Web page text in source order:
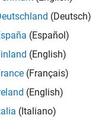
Wavelet-
dezimierte
(Deutsch)
(Español)
(English)
(Français)
(English)
(Italiano)